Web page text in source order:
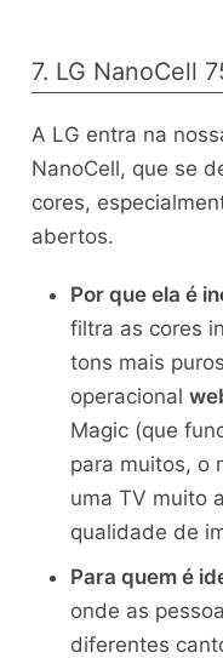
7. LG NanoCell
A LG entra na
NanoCell, que se
cores,
abertos.
Por que ela é
filtra as cores
tons mais
operacional
Magic (que
para muitos, o
uma TV muito
qualidade de
Para quem é
onde as
diferentes